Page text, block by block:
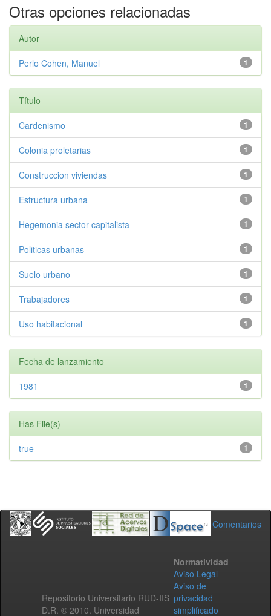
Otras opciones relacionadas
Autor
1
Perlo Cohen, Manuel
Título
1
Cardenismo
1
Colonia proletarias
1
Construccion viviendas
1
Estructura urbana
1
Hegemonia sector capitalista
1
Politicas urbanas
1
Suelo urbano
1
Trabajadores
1
Uso habitacional
Fecha de lanzamiento
1
1981
Has File(s)
1
true
Comentarios
Repositorio Universitario RUD-IIS
D.R. © 2010. Universidad
Normatividad
Aviso Legal
Aviso de
privacidad
simplificado